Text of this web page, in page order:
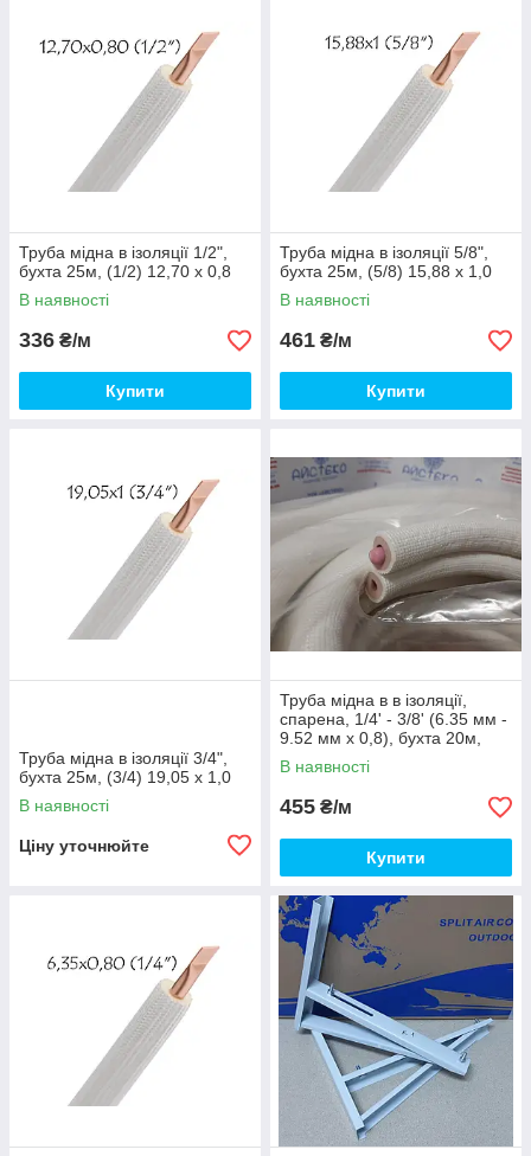
Труба мідна в ізоляції 1/2",
бухта 25м, (1/2) 12,70 x 0,8
В наявності
336 ₴/м
Купити
Труба мідна в ізоляції 5/8",
бухта 25м, (5/8) 15,88 x 1,0
В наявності
461 ₴/м
Купити
Труба мідна в ізоляції 3/4",
бухта 25м, (3/4) 19,05 x 1,0
В наявності
Ціну уточнюйте
Труба мідна в в ізоляції,
спарена, 1/4' - 3/8' (6.35 мм -
9.52 мм x 0,8), бухта 20м,
В наявності
455 ₴/м
Купити